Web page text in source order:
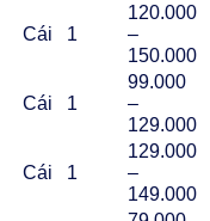
Cái 1
120.000
–
150.000
Cái 1
99.000
–
129.000
Cái 1
129.000
–
149.000